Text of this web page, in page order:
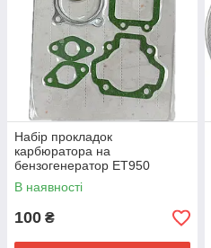
Набір прокладок
карбюратора на
бензогенератор ET950
В наявності
100 ₴